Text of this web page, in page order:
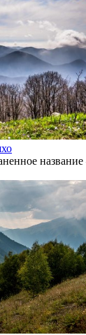
название